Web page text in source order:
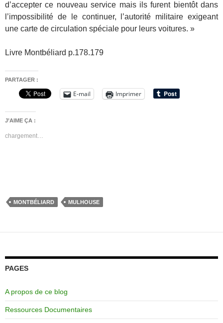
d’accepter ce nouveau service mais ils furent bientôt dans
l’impossibilité de le continuer, l’autorité militaire exigeant
une carte de circulation spéciale pour leurs voitures. »
Livre Montbéliard p.178.179
PARTAGER :
E-mail Imprimer
J’AIME ÇA :
chargement…
MONTBÉLIARD MULHOUSE
PAGES
A propos de ce blog
Ressources Documentaires